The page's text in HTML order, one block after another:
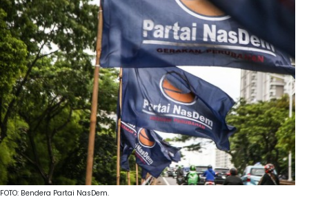
FOTO: Bendera Partai NasDem.